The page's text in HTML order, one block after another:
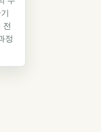
전
정